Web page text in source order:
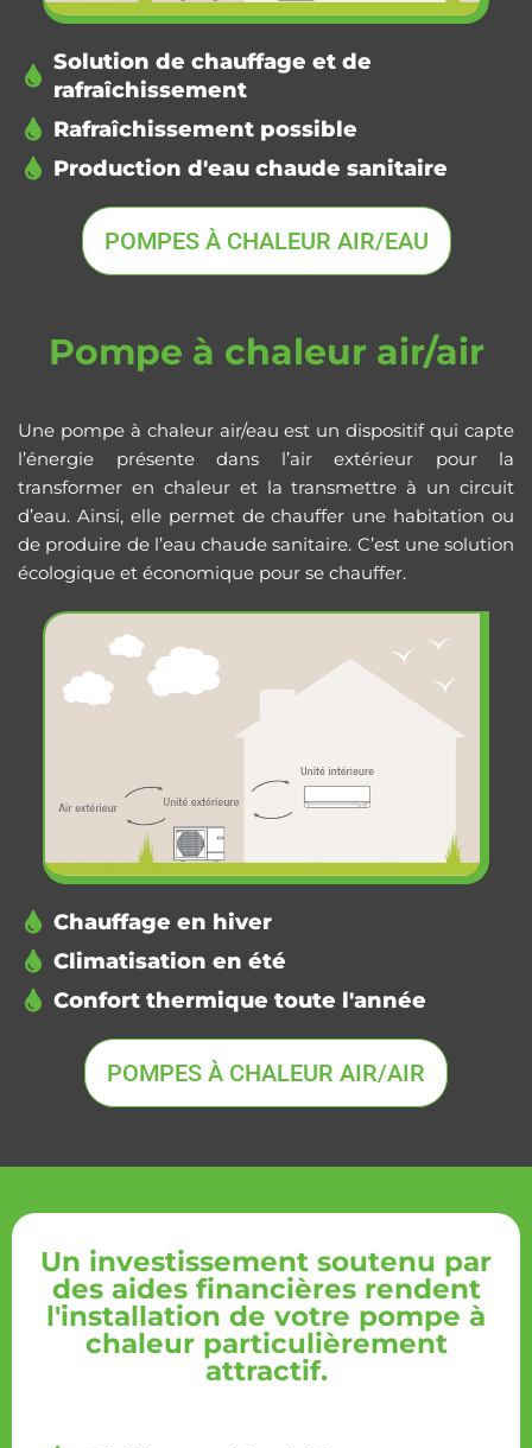
Solution de chauffage et de
rafraîchissement
Rafraîchissement possible
Production d'eau chaude sanitaire
POMPES À CHALEUR AIR/EAU
Pompe à chaleur air/air
Une pompe à chaleur air/eau est un dispositif qui capte
l’énergie présente dans l’air extérieur pour la
transformer en chaleur et la transmettre à un circuit
d’eau. Ainsi, elle permet de chauffer une habitation ou
de produire de l’eau chaude sanitaire. C’est une solution
écologique et économique pour se chauffer.
Chauffage en hiver
Climatisation en été
Confort thermique toute l'année
POMPES À CHALEUR AIR/AIR
Un investissement soutenu par
des aides financières rendent
l'installation de votre pompe à
chaleur particulièrement
attractif.